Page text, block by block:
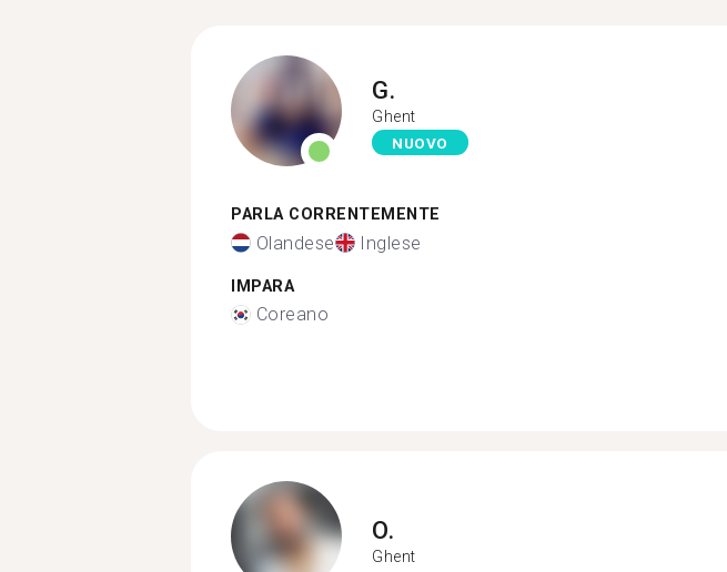
G.
Ghent
NUOVO
PARLA CORRENTEMENTE
Olandese Inglese
IMPARA
Coreano
O.
Ghent